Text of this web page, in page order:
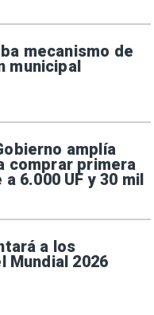
mecanismo de
municipal
amplía
comprar primera
6.000 UF y 30 mil
a los
Mundial 2026